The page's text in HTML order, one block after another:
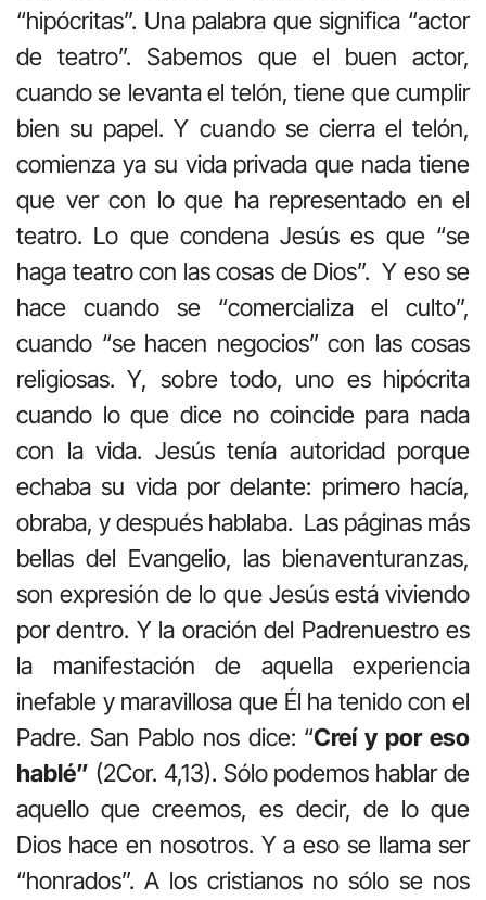
“hipócritas”. Una palabra que significa “actor
de teatro”. Sabemos que el buen actor,
cuando se levanta el telón, tiene que cumplir
bien su papel. Y cuando se cierra el telón,
comienza ya su vida privada que nada tiene
que ver con lo que ha representado en el
teatro. Lo que condena Jesús es que “se
haga teatro con las cosas de Dios”. Y eso se
hace cuando se “comercializa el culto”,
cuando “se hacen negocios” con las cosas
religiosas. Y, sobre todo, uno es hipócrita
cuando lo que dice no coincide para nada
con la vida. Jesús tenía autoridad porque
echaba su vida por delante: primero hacía,
obraba, y después hablaba. Las páginas más
bellas del Evangelio, las bienaventuranzas,
son expresión de lo que Jesús está viviendo
por dentro. Y la oración del Padrenuestro es
la manifestación de aquella experiencia
inefable y maravillosa que Él ha tenido con el
Padre. San Pablo nos dice: “Creí y por eso
hablé” (2Cor. 4,13). Sólo podemos hablar de
aquello que creemos, es decir, de lo que
Dios hace en nosotros. Y a eso se llama ser
“honrados”. A los cristianos no sólo se nos